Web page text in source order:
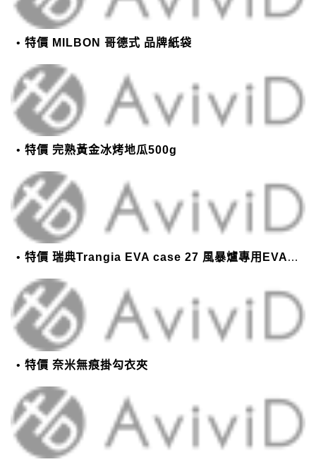
特價 MILBON 哥德式 品牌紙袋
特價 完熟黃金冰烤地瓜500g
特價 瑞典Trangia EVA case 27 風暴爐專用EVA 防護外盒(小)-黑
特價 奈米無痕掛勾衣夾